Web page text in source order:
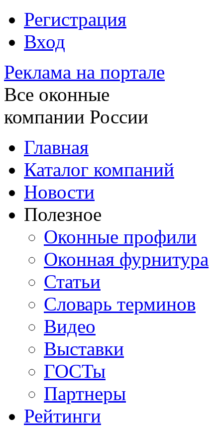
Регистрация
Вход
Реклама на портале
Все оконные
компании России
Главная
Каталог компаний
Новости
Полезное
Оконные профили
Оконная фурнитура
Статьи
Словарь терминов
Видео
Выставки
ГОСТы
Партнеры
Рейтинги